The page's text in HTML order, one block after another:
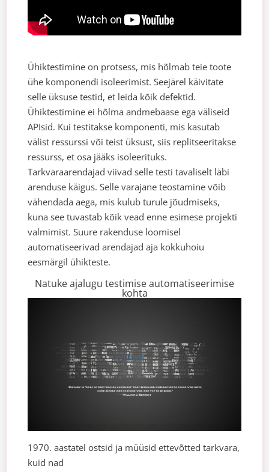
Ühiktestimine on protsess, mis hõlmab teie toote
ühe komponendi isoleerimist. Seejärel käivitate
selle üksuse testid, et leida kõik defektid.
Ühiktestimine ei hõlma andmebaase ega väliseid
APIsid. Kui testitakse komponenti, mis kasutab
välist ressurssi või teist üksust, siis replitseeritakse
ressurss, et osa jääks isoleerituks.
Tarkvaraarendajad viivad selle testi tavaliselt läbi
arenduse käigus. Selle varajane teostamine võib
vähendada aega, mis kulub turule jõudmiseks,
kuna see tuvastab kõik vead enne esimese projekti
valmimist. Suure rakenduse loomisel
automatiseerivad arendajad aja kokkuhoiu
eesmärgil ühikteste.
Natuke ajalugu testimise automatiseerimise
kohta
1970. aastatel ostsid ja müüsid ettevõtted tarkvara,
kuid nad